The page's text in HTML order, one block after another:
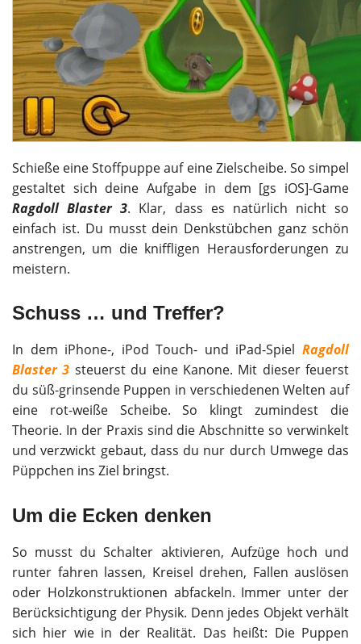
Schieße eine Stoffpuppe auf eine Zielscheibe. So simpel
gestaltet sich deine Aufgabe in dem [gs iOS]-Game
Ragdoll Blaster 3. Klar, dass es natürlich nicht so
einfach ist. Du musst dein Denkstübchen ganz schön
anstrengen, um die kniffligen Herausforderungen zu
meistern.
Schuss … und Treffer?
In dem iPhone-, iPod Touch- und iPad-Spiel Ragdoll
Blaster 3 steuerst du eine Kanone. Mit dieser feuerst
du süß-grinsende Puppen in verschiedenen Welten auf
eine rot-weiße Scheibe. So klingt zumindest die
Theorie. In der Praxis sind die Abschnitte so verwinkelt
und verzwickt gebaut, dass du nur durch Umwege das
Püppchen ins Ziel bringst.
Um die Ecken denken
So musst du Schalter aktivieren, Aufzüge hoch und
runter fahren lassen, Kreisel drehen, Fallen auslösen
oder Holzkonstruktionen abfackeln. Immer unter der
Berücksichtigung der Physik. Denn jedes Objekt verhält
sich hier wie in der Realität. Das heißt: Die Puppen